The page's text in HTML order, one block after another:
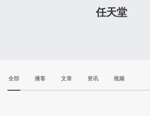
任天堂
全部 播客 文章 资讯 视频